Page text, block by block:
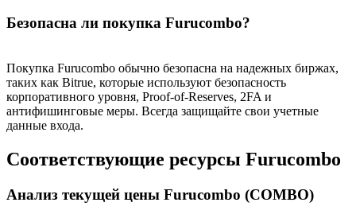
ЛогинЗарегистрироваться
Безопасна ли покупка Furucombo?
Покупка Furucombo обычно безопасна на надежных биржах,
таких как Bitrue, которые используют безопасность
корпоративного уровня, Proof-of-Reserves, 2FA и
антифишинговые меры. Всегда защищайте свои учетные
данные входа.
Соответствующие ресурсы Furucombo
Анализ текущей цены Furucombo (COMBO)